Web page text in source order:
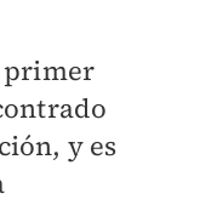
primer
y es